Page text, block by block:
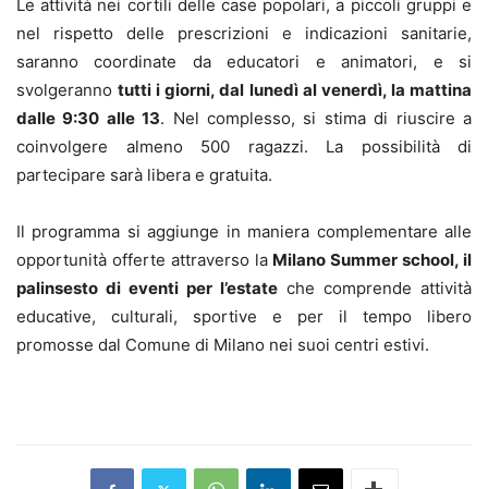
Le attività nei cortili delle case popolari, a piccoli gruppi e
nel rispetto delle prescrizioni e indicazioni sanitarie,
saranno coordinate da educatori e animatori, e si
svolgerannotutti i giorni, dal lunedì al venerdì, la mattina
dalle 9:30 alle 13. Nel complesso, si stima di riuscire a
coinvolgere almeno 500 ragazzi. La possibilità di
partecipare sarà libera e gratuita.
Il programma si aggiunge in maniera complementare alle
opportunità offerte attraverso la Milano Summer school, il
palinsesto di eventi per l’estate che comprende attività
educative, culturali, sportive e per il tempo libero
promosse dal Comune di Milano nei suoi centri estivi.